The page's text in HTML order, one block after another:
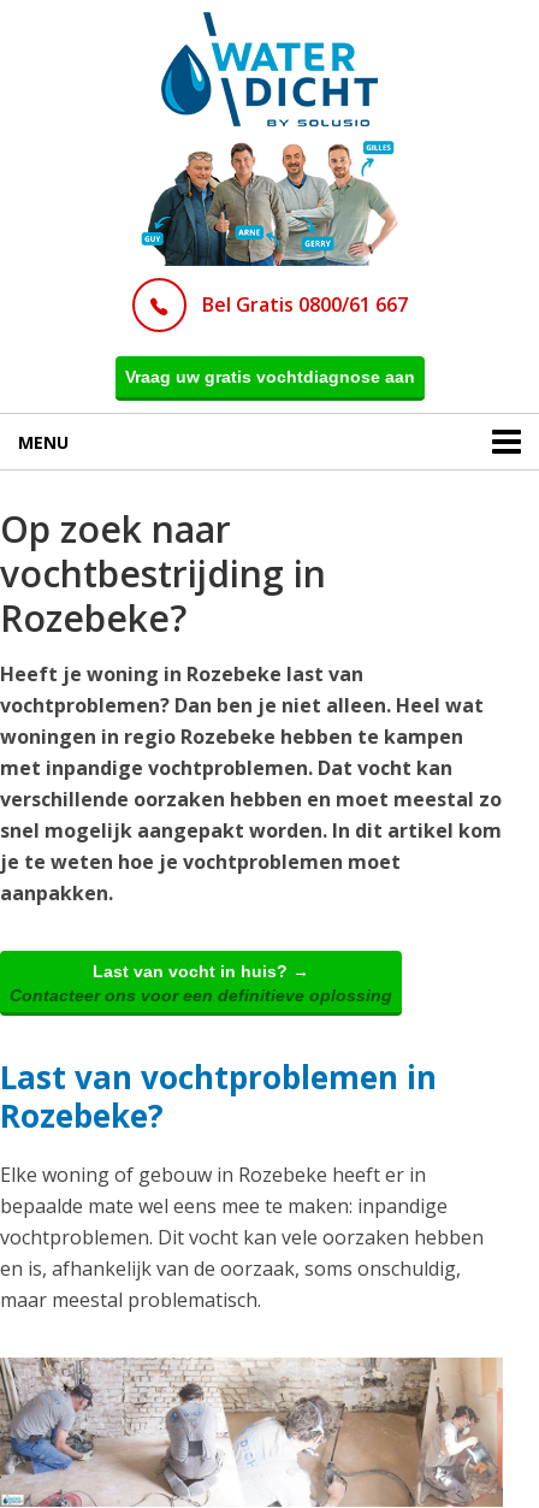
Bel Gratis 0800/61 667
Vraag uw gratis vochtdiagnose aan
MENU
Op zoek naar
vochtbestrijding in
Rozebeke?
Heeft je woning in Rozebeke last van
vochtproblemen? Dan ben je niet alleen. Heel wat
woningen in regio Rozebeke hebben te kampen
met inpandige vochtproblemen. Dat vocht kan
verschillende oorzaken hebben en moet meestal zo
snel mogelijk aangepakt worden. In dit artikel kom
je te weten hoe je vochtproblemen moet
aanpakken.
Last van vocht in huis? →
Contacteer ons voor een definitieve oplossing
Last van vochtproblemen in
Rozebeke?
Elke woning of gebouw in Rozebeke heeft er in
bepaalde mate wel eens mee te maken: inpandige
vochtproblemen. Dit vocht kan vele oorzaken hebben
en is, afhankelijk van de oorzaak, soms onschuldig,
maar meestal problematisch.